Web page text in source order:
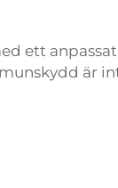
ett
är